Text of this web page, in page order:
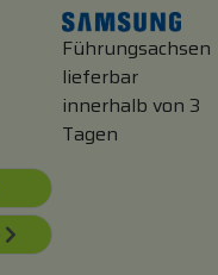
Führungsachsen
lieferbar
innerhalb von 3
Tagen